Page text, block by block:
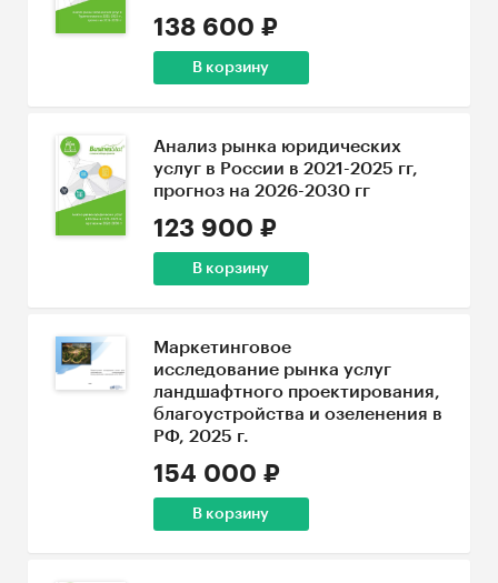
138 600 ₽
В корзину
Анализ рынка юридических
услуг в России в 2021-2025 гг,
прогноз на 2026-2030 гг
123 900 ₽
В корзину
Маркетинговое
исследование рынка услуг
ландшафтного проектирования,
благоустройства и озеленения в
РФ, 2025 г.
154 000 ₽
В корзину